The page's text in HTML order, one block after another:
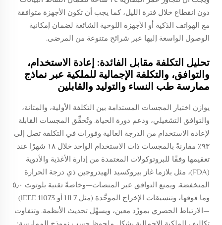
دون انقطاع خلال فترة الليل، كما يجب أن تكون الأجهزة متوافقة
مع الهواتف الذكية أو الأجهزة اللوحية الشائعة لضمان إمكانية
الوصول الواسعة إليها عبر شرائح متنوعة من المرضى.
تحليل التكلفة مقابل الفائدة: إعادة الاستخدام،
والتوافق، والتكلفة الإجمالية للملكية عبر نماذج
ممارسة طب النساء والتوليد والقابلين
يوازن اختيار المجسات المستدامة بين التكلفة الأولية، والمتانة،
والتوافق التشغيلي، ودعم دورة الحياة. وتُحقِّق المجسات القابلة
لإعادة الاستخدام من الدرجة العالية وفورات في التكلفة تصل إلى
٩٣٪ مقارنةً بالمجسات ذات الاستخدام الواحد خلال ١٨ شهرًا عند
تعقيمها وفقًا للبروتوكولات المعتمدة من إدارة الأغذية والأدوية
(FDA)، مثل بلازما غاز بيروكسيد الهيدروجين ذي درجة الحرارة
المنخفضة. ويمنع التوافق عبر المنصات—وخاصةً تقنية بلوتوث ٥٫٠
وما فوقها، وتنسيقات الإخراج الموحَّدة (مثل HL7 أو IEEE 11073)
—الارتباط الحصري بمورِّد معين، ويسهِّل تحديث الأنظمة. وتتفاوت
تكاليف الملكية الإجمالية بشكلٍ ملحوظ حسب نموذج الممارسة: